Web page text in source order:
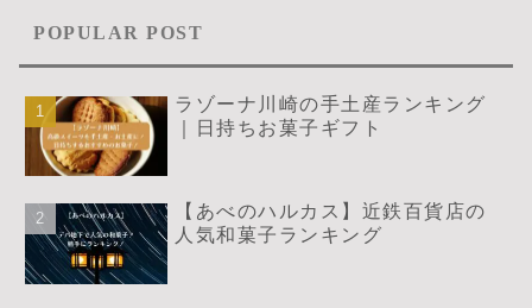
POPULAR POST
ラゾーナ川崎の手土産ランキング
｜日持ちお菓子ギフト
【あべのハルカス】近鉄百貨店の
人気和菓子ランキング